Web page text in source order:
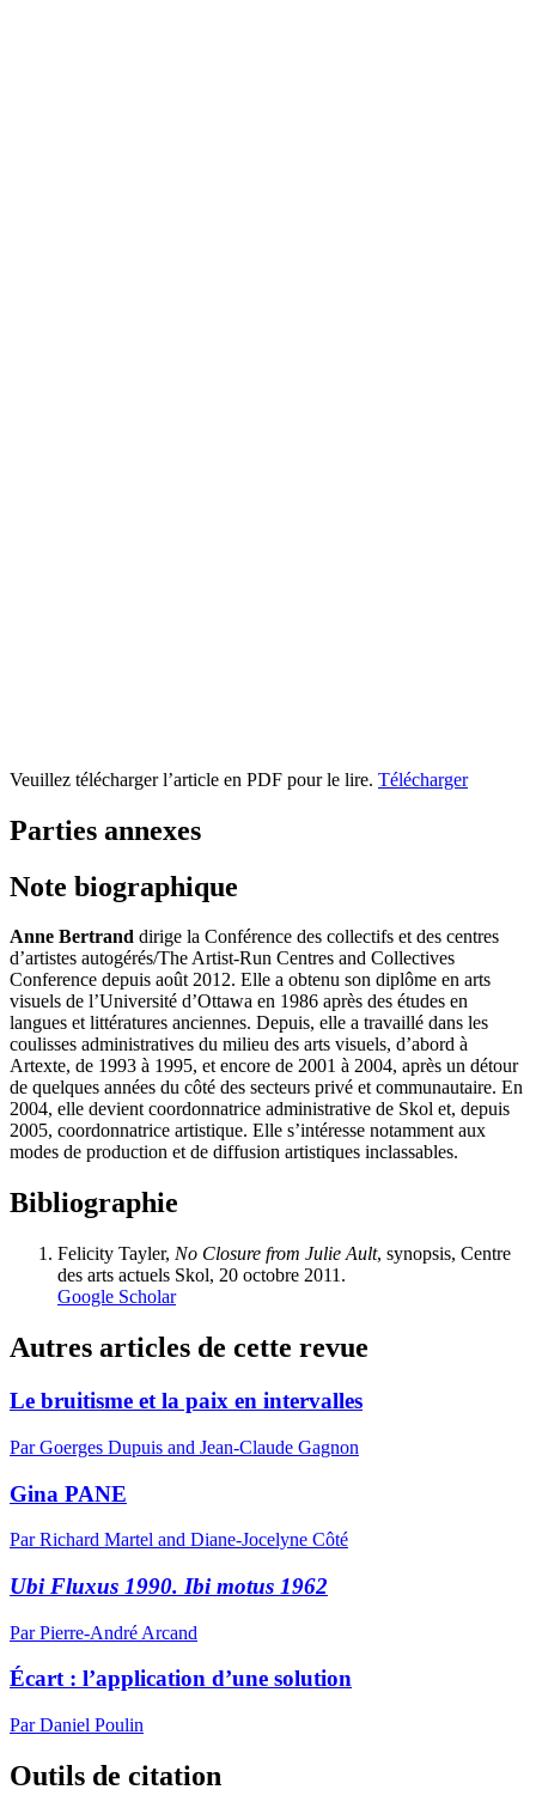
Veuillez télécharger l’article en PDF pour le lire. Télécharger
Parties annexes
Note biographique
Anne Bertrand dirige la Conférence des collectifs et des centres
d’artistes autogérés/The Artist-Run Centres and Collectives
Conference depuis août 2012. Elle a obtenu son diplôme en arts
visuels de l’Université d’Ottawa en 1986 après des études en
langues et littératures anciennes. Depuis, elle a travaillé dans les
coulisses administratives du milieu des arts visuels, d’abord à
Artexte, de 1993 à 1995, et encore de 2001 à 2004, après un détour
de quelques années du côté des secteurs privé et communautaire. En
2004, elle devient coordonnatrice administrative de Skol et, depuis
2005, coordonnatrice artistique. Elle s’intéresse notamment aux
modes de production et de diffusion artistiques inclassables.
Bibliographie
Felicity Tayler, No Closure from Julie Ault, synopsis, Centre
des arts actuels Skol, 20 octobre 2011.
Google Scholar
Autres articles de cette revue
Le bruitisme et la paix en intervalles
Par Goerges Dupuis and Jean-Claude Gagnon
Gina PANE
Par Richard Martel and Diane-Jocelyne Côté
Ubi Fluxus 1990. Ibi motus 1962
Par Pierre-André Arcand
Écart : l’application d’une solution
Par Daniel Poulin
Outils de citation